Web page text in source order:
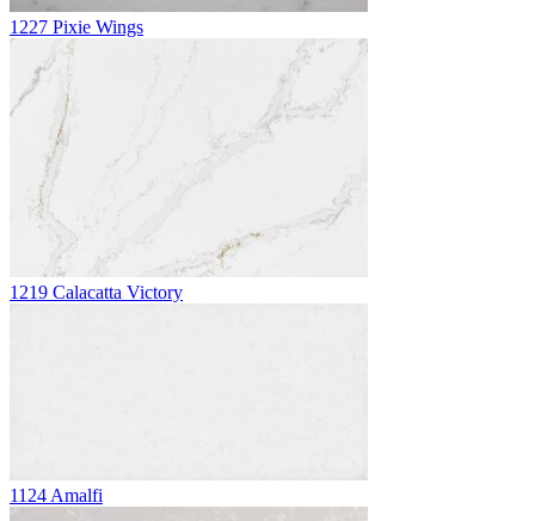
1227 Pixie Wings
1219 Calacatta Victory
1124 Amalfi